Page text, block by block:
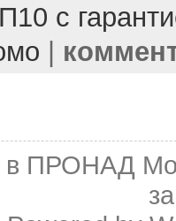
с
|
ПРОНАД